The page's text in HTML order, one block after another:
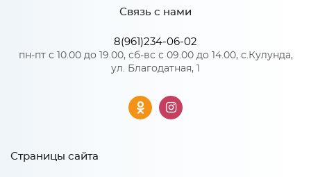
520
Тэкс
Кашемир/Дуб крафт
ЛДСП
Связь с нами
8(961)234-06-02
пн-пт с 10.00 до 19.00, сб-вс с 09.00 до 14.00, с.Кулунда,
ул. Благодатная, 1
Страницы сайта